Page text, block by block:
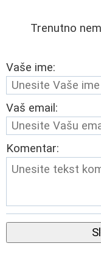
Trenutno
Vaše ime:
Vaš email:
Komentar: